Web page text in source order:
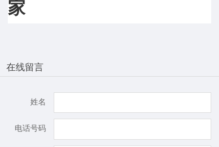
家
在线留言
姓名
电话号码